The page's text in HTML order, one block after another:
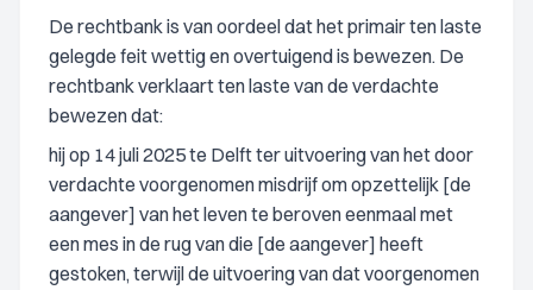
De rechtbank is van oordeel dat het primair ten laste
gelegde feit wettig en overtuigend is bewezen. De
rechtbank verklaart ten laste van de verdachte
bewezen dat:
hij op 14 juli 2025 te Delft ter uitvoering van het door
verdachte voorgenomen misdrijf om opzettelijk [de
aangever] van het leven te beroven eenmaal met
een mes in de rug van die [de aangever] heeft
gestoken, terwijl de uitvoering van dat voorgenomen